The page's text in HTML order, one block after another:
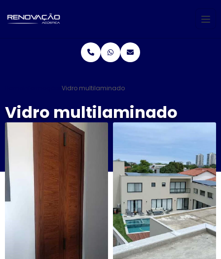
Vidro multilaminado
Vidro multilaminado